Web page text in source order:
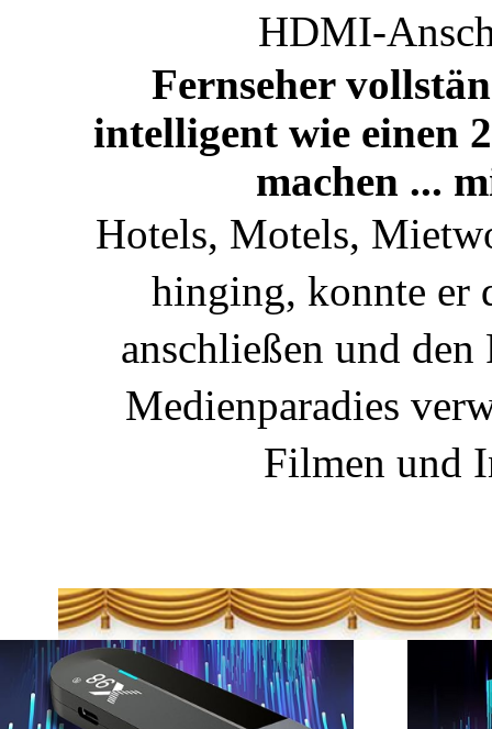
HDMI-
Fernseher
intelligent wie einen
machen ...
Hotels, Motels,
hinging, konnte er
anschließen und den
Medienparadies
Filmen und